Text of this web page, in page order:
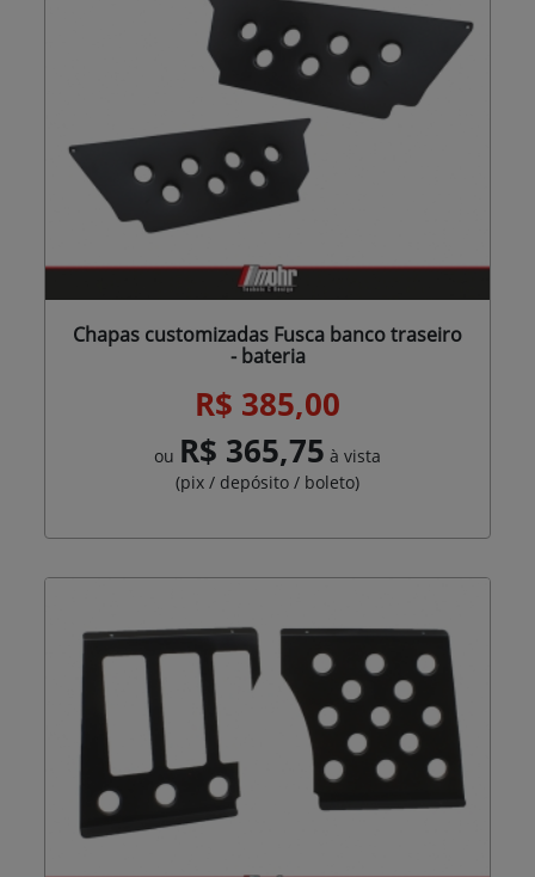
Chapas customizadas Fusca banco traseiro
- bateria
R$ 385,00
ou R$ 365,75 à vista
(pix / depósito / boleto)